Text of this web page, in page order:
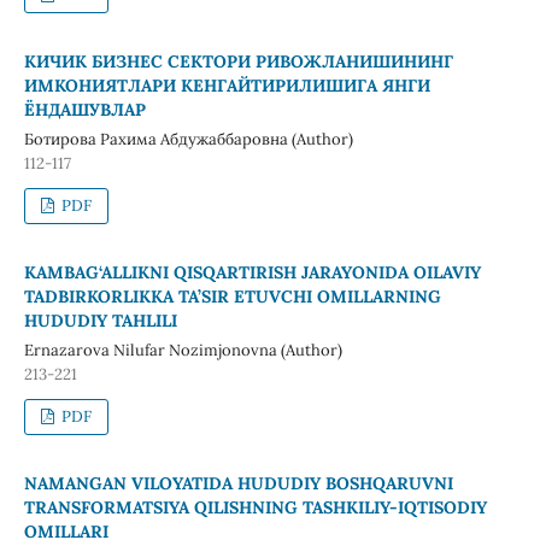
КИЧИК БИЗНЕС СЕКТОРИ РИВОЖЛАНИШИНИНГ
ИМКОНИЯТЛАРИ КЕНГАЙТИРИЛИШИГА ЯНГИ
ЁНДАШУВЛАР
Ботирова Рахима Абдужаббаровна (Author)
112-117
PDF
KAMBAG‘ALLIKNI QISQARTIRISH JARAYONIDA OILAVIY
TADBIRKORLIKKA TA’SIR ETUVCHI OMILLARNING
HUDUDIY TAHLILI
Ernazarova Nilufar Nozimjonovna (Author)
213-221
PDF
NAMANGAN VILOYATIDA HUDUDIY BOSHQARUVNI
TRANSFORMATSIYA QILISHNING TASHKILIY-IQTISODIY
OMILLARI